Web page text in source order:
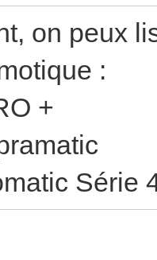
on peux
:
+
Série